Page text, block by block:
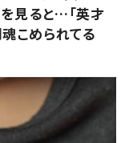
見ると…「英才
こめられてる